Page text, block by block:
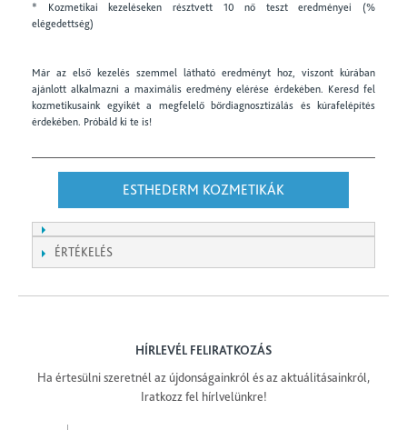
* Kozmetikai kezeléseken résztvett 10 nő teszt eredményei (%
elégedettség)
Már az első kezelés szemmel látható eredményt hoz, viszont kúrában
ajánlott alkalmazni a maximális eredmény elérése érdekében. Keresd fel
kozmetikusaink egyikét a megfelelő bőrdiagnosztizálás és kúrafelépítés
érdekében. Próbáld ki te is!
ESTHEDERM KOZMETIKÁK
ÉRTÉKELÉS
HÍRLEVÉL FELIRATKOZÁS
Ha értesülni szeretnél az újdonságainkról és az aktuálitásainkról,
Iratkozz fel hírlvelünkre!